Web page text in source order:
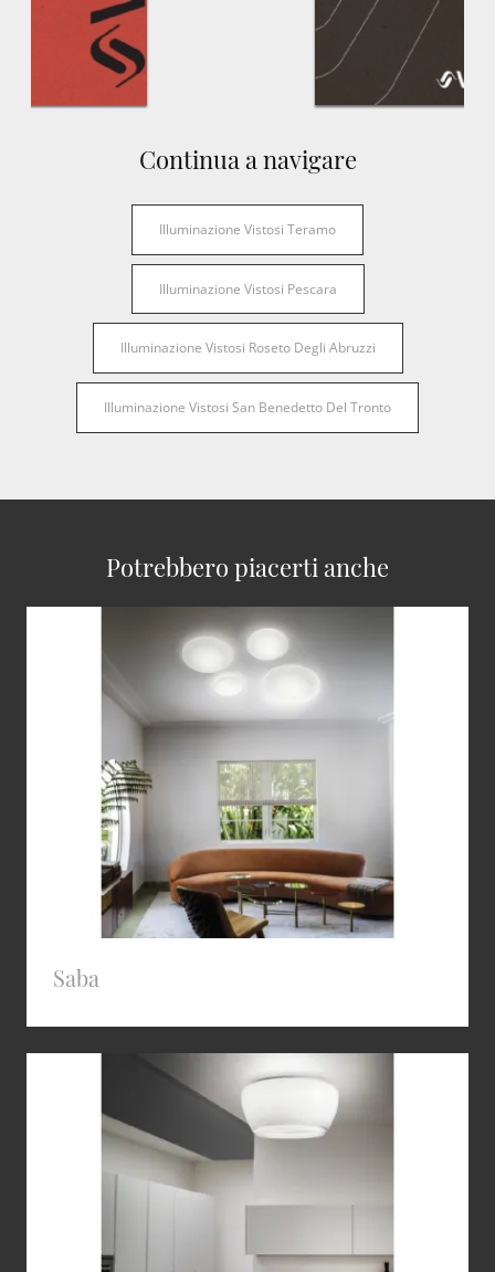
Continua a navigare
Illuminazione Vistosi Teramo
Illuminazione Vistosi Pescara
Illuminazione Vistosi Roseto Degli Abruzzi
Illuminazione Vistosi San Benedetto Del Tronto
Potrebbero piacerti anche
Saba